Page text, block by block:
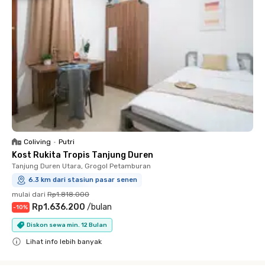
Coliving • Putri
Kost Rukita Tropis Tanjung Duren
Tanjung Duren Utara, Grogol Petamburan
6.3 km dari stasiun pasar senen
mulai dari Rp1.818.000
-10% Rp1.636.200 /bulan
Diskon sewa min. 12 Bulan
Lihat info lebih banyak